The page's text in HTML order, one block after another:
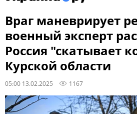
Враг маневрирует
военный эксперт
Россия "скатывает
Курской области
05:00 13.02.2025 1167